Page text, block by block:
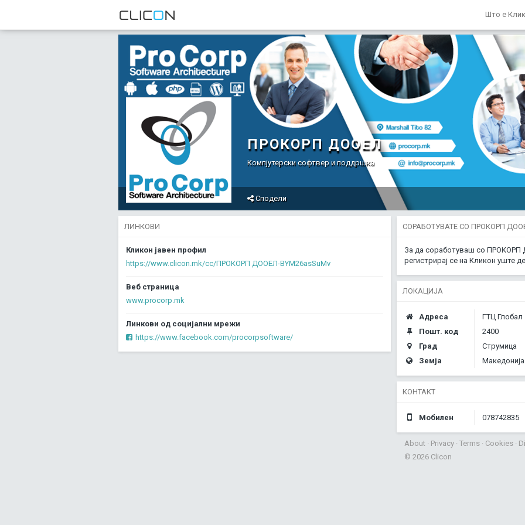
Што е
ПРОКОРП ДООЕЛ
Компјутерски софтвер и поддршка
Сподели
ЛИНКОВИ
Кликон јавен профил
https://www.clicon.mk/cc/ПРОКОРП ДООЕЛ-BYM26asSuMv
Веб страница
www.procorp.mk
Линкови од социјални мрежи
https://www.facebook.com/procorpsoftware/
СОРАБОТУВАТЕ СО ПРОКОРП
За да соработуваш со ПРОКОРП
регистрирај се на Кликон уште
ЛОКАЦИЈА
Адреса
ГТЦ Глобал
Пошт. код
2400
Град
Струмица
Земја
Македонија
КОНТАКТ
Мобилен 078742835
About · Privacy · Terms · Cookies ·
© 2026 Clicon